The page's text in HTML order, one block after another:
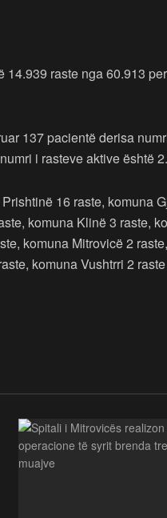
14.939 raste nga 60.913
137 pacientë derisa
i rasteve aktive është
16 raste, komuna
komuna Klinë 3 raste,
komuna Mitrovicë 2
komuna Vushtrri 2